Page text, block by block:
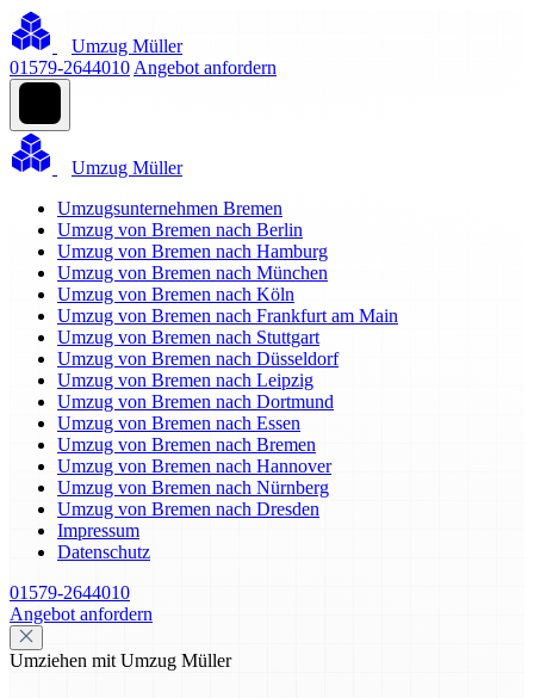
Umzug Müller
01579-2644010 Angebot anfordern
Umzug Müller
Umzugsunternehmen Bremen
Umzug von Bremen nach Berlin
Umzug von Bremen nach Hamburg
Umzug von Bremen nach München
Umzug von Bremen nach Köln
Umzug von Bremen nach Frankfurt am Main
Umzug von Bremen nach Stuttgart
Umzug von Bremen nach Düsseldorf
Umzug von Bremen nach Leipzig
Umzug von Bremen nach Dortmund
Umzug von Bremen nach Essen
Umzug von Bremen nach Bremen
Umzug von Bremen nach Hannover
Umzug von Bremen nach Nürnberg
Umzug von Bremen nach Dresden
Impressum
Datenschutz
01579-2644010
Angebot anfordern
Umziehen mit Umzug Müller